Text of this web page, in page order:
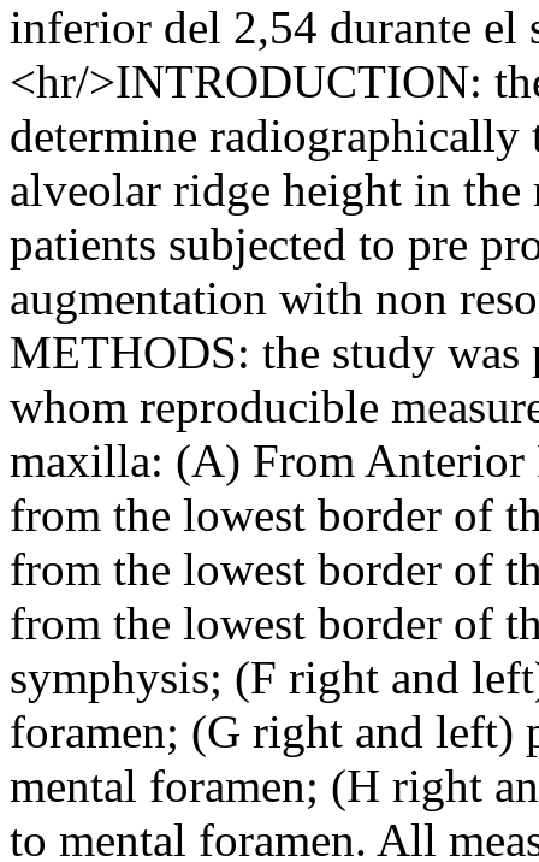
inferior del 2,54 durante el
<hr/>INTRODUCTION:
determine
alveolar ridge height in
patients subjected to pre
augmentation with non
METHODS: the study
whom reproducible
maxilla: (A) From Anterior
from the lowest border of
from the lowest border of
from the lowest border of
symphysis; (F right and
foramen; (G right and left)
mental foramen; (H right
to mental foramen. All